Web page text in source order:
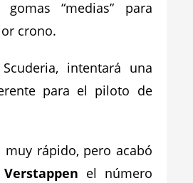
“medias” para
crono.
intentará una
para el piloto de
muy rápido, pero acabó
el número